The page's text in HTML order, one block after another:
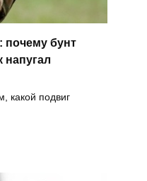
почему бунт
напугал
какой подвиг